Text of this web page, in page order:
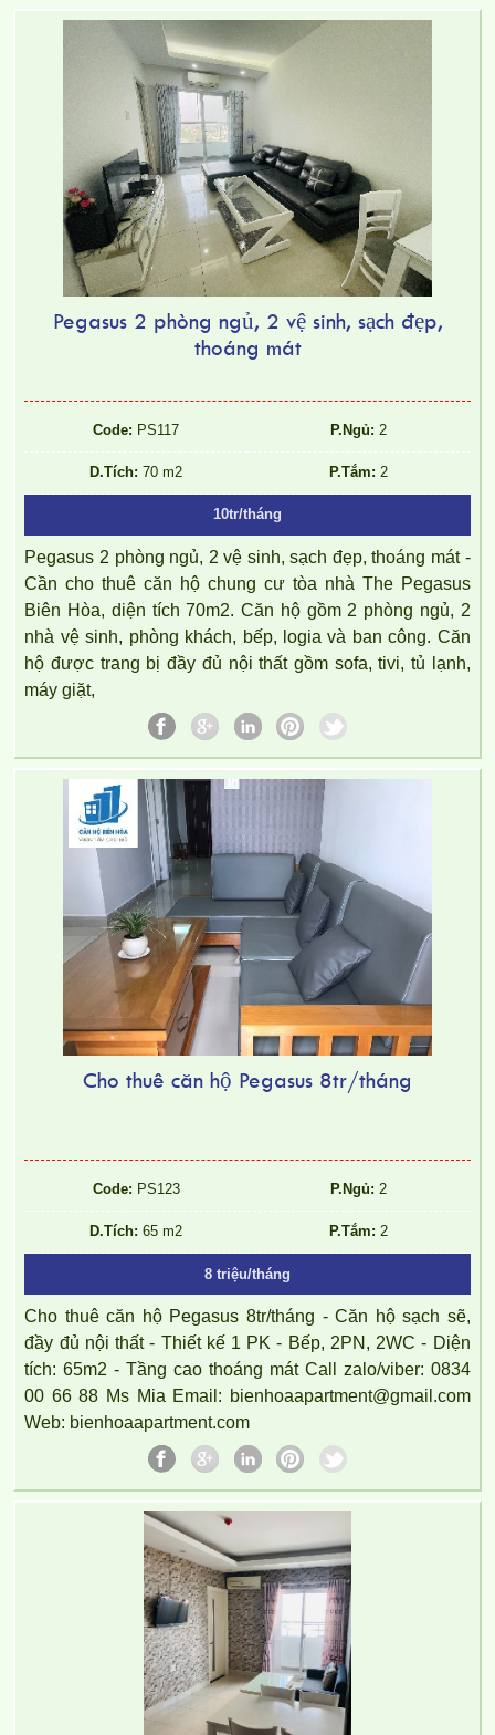
Pegasus 2 phòng ngủ, 2 vệ sinh, sạch đẹp,
thoáng mát
Code: PS117 P.Ngủ: 2
D.Tích: 70 m2 P.Tắm: 2
10tr/tháng
Pegasus 2 phòng ngủ, 2 vệ sinh, sạch đẹp, thoáng mát -
Cần cho thuê căn hộ chung cư tòa nhà The Pegasus
Biên Hòa, diện tích 70m2. Căn hộ gồm 2 phòng ngủ, 2
nhà vệ sinh, phòng khách, bếp, logia và ban công. Căn
hộ được trang bị đầy đủ nội thất gồm sofa, tivi, tủ lạnh,
máy giặt,
Cho thuê căn hộ Pegasus 8tr/tháng
Code: PS123 P.Ngủ: 2
D.Tích: 65 m2 P.Tắm: 2
8 triệu/tháng
Cho thuê căn hộ Pegasus 8tr/tháng - Căn hộ sạch sẽ,
đầy đủ nội thất - Thiết kế 1 PK - Bếp, 2PN, 2WC - Diện
tích: 65m2 - Tầng cao thoáng mát Call zalo/viber: 0834
00 66 88 Ms Mia Email: bienhoaapartment@gmail.com
Web: bienhoaapartment.com